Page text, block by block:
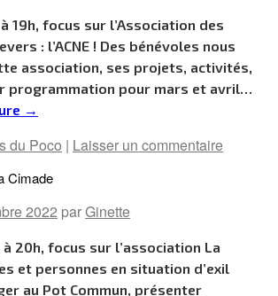
19h, focus sur l’Association des
: l’ACNE ! Des bénévoles nous
association, ses projets, activités,
programmation pour mars et avril…
→
du Poco | Laisser un commentaire
Cimade
2022 parGinette
20h, focus sur l’association La
et personnes en situation d’exil
au Pot Commun, présenter